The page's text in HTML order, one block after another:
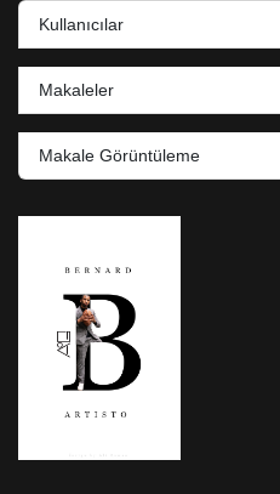
Kullanıcılar
Makaleler
Makale Görüntüleme